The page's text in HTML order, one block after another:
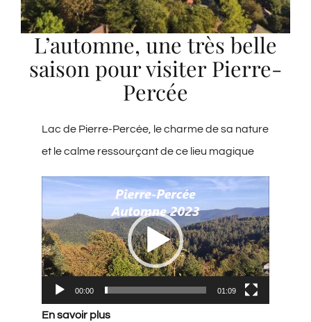
Blog
LOISIRS
L’automne, une très belle
saison pour visiter Pierre-
Percée
Lac de Pierre-Percée, le charme de sa nature
et le calme ressourçant de ce lieu magique
Lecteur
00:00 01:09
En savoir plus